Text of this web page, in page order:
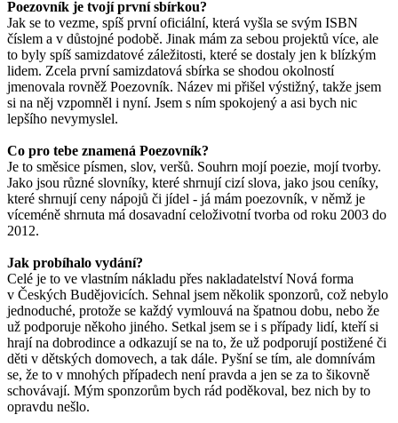
Poezovník je tvojí první sbírkou?
Jak se to vezme, spíš první oficiální, která vyšla se svým ISBN
číslem a v důstojné podobě. Jinak mám za sebou projektů více, ale
to byly spíš samizdatové záležitosti, které se dostaly jen k blízkým
lidem. Zcela první samizdatová sbírka se shodou okolností
jmenovala rovněž Poezovník. Název mi přišel výstižný, takže jsem
si na něj vzpomněl i nyní. Jsem s ním spokojený a asi bych nic
lepšího nevymyslel.
Co pro tebe znamená Poezovník?
Je to směsice písmen, slov, veršů. Souhrn mojí poezie, mojí tvorby.
Jako jsou různé slovníky, které shrnují cizí slova, jako jsou ceníky,
které shrnují ceny nápojů či jídel - já mám poezovník, v němž je
víceméně shrnuta má dosavadní celoživotní tvorba od roku 2003 do
2012.
Jak probíhalo vydání?
Celé je to ve vlastním nákladu přes nakladatelství Nová forma
v Českých Budějovicích. Sehnal jsem několik sponzorů, což nebylo
jednoduché, protože se každý vymlouvá na špatnou dobu, nebo že
už podporuje někoho jiného. Setkal jsem se i s případy lidí, kteří si
hrají na dobrodince a odkazují se na to, že už podporují postižené či
děti v dětských domovech, a tak dále. Pyšní se tím, ale domnívám
se, že to v mnohých případech není pravda a jen se za to šikovně
schovávají. Mým sponzorům bych rád poděkoval, bez nich by to
opravdu nešlo.